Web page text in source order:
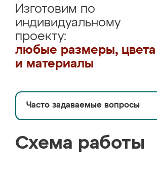
Изготовим по
индивидуальному
проекту:
любые размеры, цвета
и материалы
Часто задаваемые вопросы
Схема работы